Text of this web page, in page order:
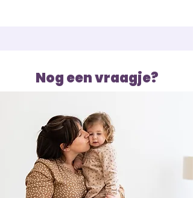
Nog een vraagje?